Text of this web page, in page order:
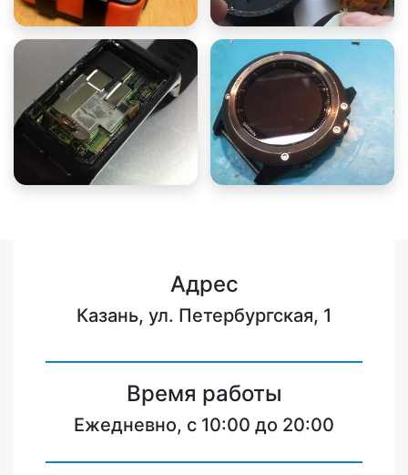
Адрес
Казань, ул. Петербургская, 1
Время работы
Ежедневно, с 10:00 до 20:00